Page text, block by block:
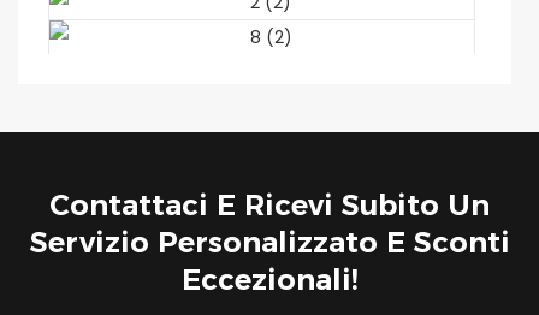
Contattaci E Ricevi Subito Un
Servizio Personalizzato E Sconti
Eccezionali!